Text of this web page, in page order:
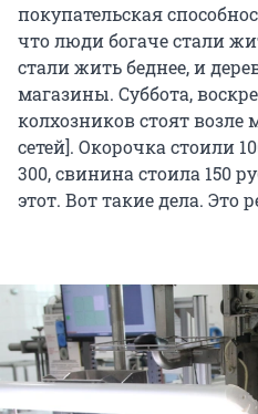
покупательская
что люди богаче стали
стали жить беднее, и
магазины. Суббота,
колхозников стоят возле
сетей]. Окорочка стоили
300, свинина стоила 150
этот. Вот такие дела. Это